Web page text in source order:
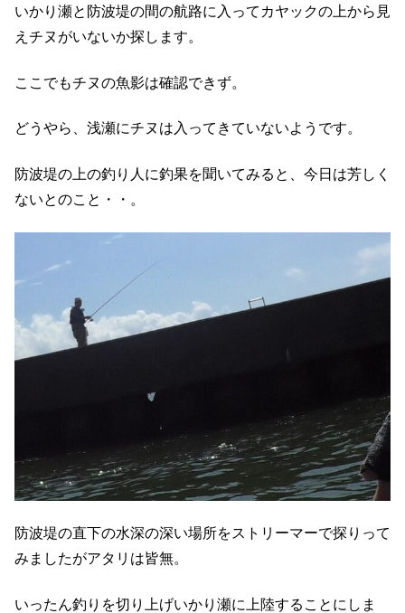
いかり瀬と防波堤の間の航路に入ってカヤックの上から見
えチヌがいないか探します。
ここでもチヌの魚影は確認できず。
どうやら、浅瀬にチヌは入ってきていないようです。
防波堤の上の釣り人に釣果を聞いてみると、今日は芳しく
ないとのこと・・。
防波堤の直下の水深の深い場所をストリーマーで探りって
みましたがアタリは皆無。
いったん釣りを切り上げいかり瀬に上陸することにしま